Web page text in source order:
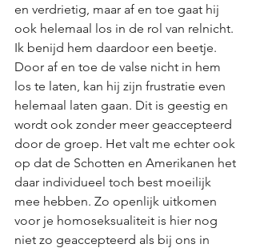
en verdrietig, maar af en toe gaat hij
ook helemaal los in de rol van relnicht.
Ik benijd hem daardoor een beetje.
Door af en toe de valse nicht in hem
los te laten, kan hij zijn frustratie even
helemaal laten gaan. Dit is geestig en
wordt ook zonder meer geaccepteerd
door de groep. Het valt me echter ook
op dat de Schotten en Amerikanen het
daar individueel toch best moeilijk
mee hebben. Zo openlijk uitkomen
voor je homoseksualiteit is hier nog
niet zo geaccepteerd als bij ons in